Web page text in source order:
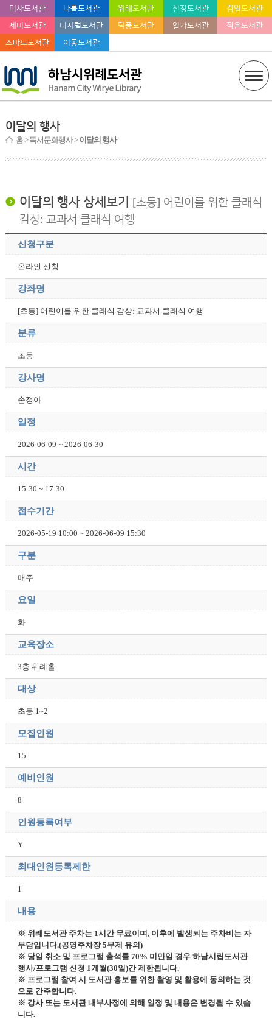
미사도서관 나룰도서관 위례도서관 신장도서관
감일도서관
세미도서관
디지털도서관 덕풍도서관 일가도서관
작은도서관
스마트도서관
이동도서관
이달의 행사
홈> 독서문화행사 >이달의 행사
이달의 행사 상세보기
[초등] 어린이를 위한 클래식
감상: 교과서 클래식 여행
신청구분
온라인 신청
강좌명
[초등] 어린이를 위한 클래식 감상: 교과서 클래식 여행
분류
초등
강사명
손정아
일정
2026-06-09 ~ 2026-06-30
시간
15:30 ~ 17:30
접수기간
2026-05-19 10:00 ~ 2026-06-09 15:30
구분
매주
요일
화
교육장소
3층 위례홀
대상
초등 1~2
모집인원
15
예비인원
8
인원등록여부
Y
최대인원등록제한
1
내용
※ 위례도서관 주차는 1시간 무료이며, 이후에 발생되는 주차비는 자
부담입니다.(공영주차장 5부제 유의)
※ 당일 취소 및 프로그램 출석률 70% 미만일 경우 하남시립도서관
행사/프로그램 신청 1개월(30일)간 제한됩니다.
※ 프로그램 참여 시 도서관 홍보를 위한 촬영 및 활용에 동의하는 것
으로 간주합니다.
※ 강사 또는 도서관 내부사정에 의해 일정 및 내용은 변경될 수 있습
니다.